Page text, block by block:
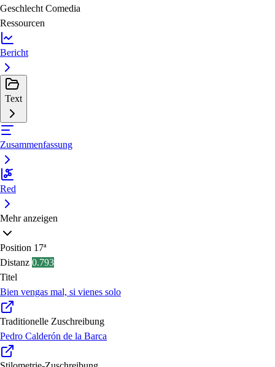
Geschlecht Comedia
Ressourcen
Bericht
Text
Zusammenfassung
Red
Mehr anzeigen
Position 17ª
Distanz 0.793
Titel
Bien vengas mal, si vienes solo
Traditionelle Zuschreibung
Pedro Calderón de la Barca